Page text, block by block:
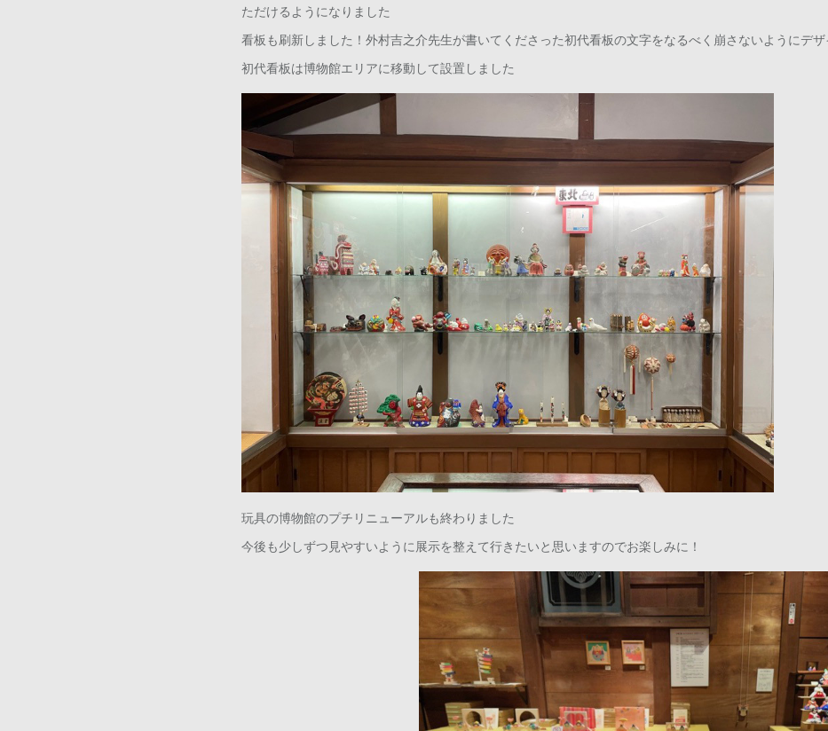
ただけるようになりました
看板も刷新しました！外村吉之介先生が書いてくださった初代看板の文字をなるべく崩さないようにデ
初代看板は博物館エリアに移動して設置しました
玩具の博物館のプチリニューアルも終わりました
今後も少しずつ見やすいように展示を整えて行きたいと思いますのでお楽しみに！